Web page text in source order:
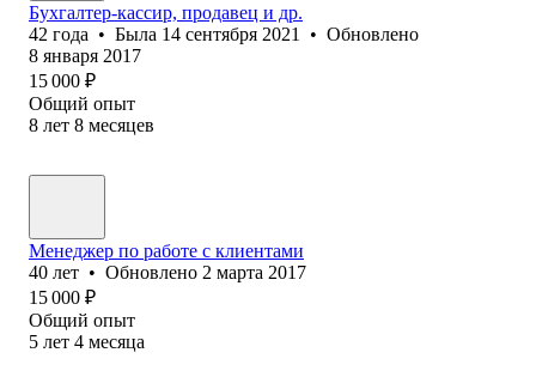
Бухгалтер-кассир, продавец и др.
42 года • Была 14 сентября 2021 • Обновлено
8 января 2017
15 000 ₽
Общий опыт
8 лет 8 месяцев
Менеджер по работе с клиентами
40 лет • Обновлено 2 марта 2017
15 000 ₽
Общий опыт
5 лет 4 месяца